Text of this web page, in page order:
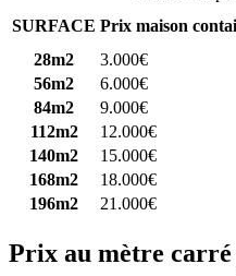
SURFACE Prix maison
28m2
3.000€
56m2
6.000€
84m2
9.000€
112m2
12.000€
140m2
15.000€
168m2
18.000€
196m2
21.000€
Prix au mètre